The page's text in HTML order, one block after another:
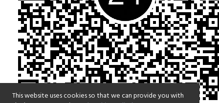
This website uses cookies so that we can provide you with